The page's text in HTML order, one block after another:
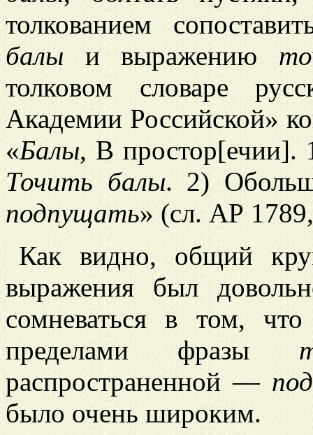
толкованием
балы и выражению
толковом словаре
Академии Российской»
«Балы, В простор[ечии].
Точить балы. 2)
подпущать» (сл. АР
Как видно, общий
выражения был
сомневаться в том,
пределами фразы
распространенной —
было очень широким.